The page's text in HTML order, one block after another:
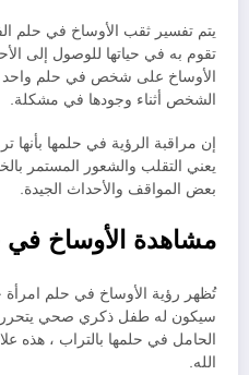
يتم تفسير ثقب الأوساخ في حلم
تقوم به في حياتها للوصول إلى
الأوساخ على شخص في حلم واحد
الشخص أثناء وجودها في مشكلة.
إن مراقبة الرؤية في حلمها
يعني التقلب والشعور المستمر
بعض المواقف والأحداث الجيدة.
مشاهدة الأوساخ في
تُظهر رؤية الأوساخ في حلم امرأة
سيكون له طفل ذكري صحي يتحرر
الحامل في حلمها بالتراب ، هذه
الله.